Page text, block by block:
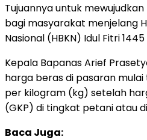
Tujuannya untuk
bagi masyarakat menjelang
Nasional (HBKN) Idul Fitri 1445
Kepala Bapanas Arief
harga beras di pasaran mulai
per kilogram (kg) setelah
(GKP) di tingkat petani atau
Baca Juga: